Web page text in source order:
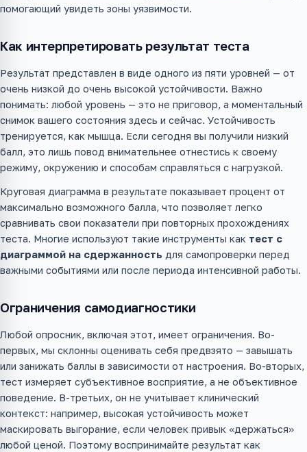
помогающий увидеть зоны уязвимости.
Как интерпретировать результат теста
Результат представлен в виде одного из пяти уровней — от
очень низкой до очень высокой устойчивости. Важно
понимать: любой уровень — это не приговор, а моментальный
снимок вашего состояния здесь и сейчас. Устойчивость
тренируется, как мышца. Если сегодня вы получили низкий
балл, это лишь повод внимательнее отнестись к своему
режиму, окружению и способам справляться с нагрузкой.
Круговая диаграмма в результате показывает процент от
максимально возможного балла, что позволяет легко
сравнивать свои показатели при повторных прохождениях
теста. Многие используют такие инструменты как тест с
диаграммой на сдержанность для самопроверки перед
важными событиями или после периода интенсивной работы.
Ограничения самодиагностики
Любой опросник, включая этот, имеет ограничения. Во-
первых, мы склонны оценивать себя предвзято — завышать
или занижать баллы в зависимости от настроения. Во-вторых,
тест измеряет субъективное восприятие, а не объективное
поведение. В-третьих, он не учитывает клинический
контекст: например, высокая устойчивость может
маскировать выгорание, если человек привык «держаться»
любой ценой. Поэтому воспринимайте результат как